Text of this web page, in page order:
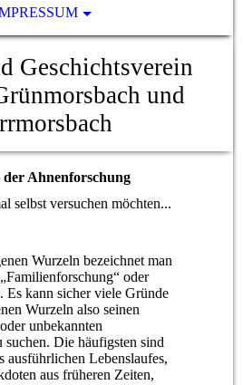
Geschichtsverein
und
Ahnenforschung
selbst versuchen möchten...
Wurzeln bezeichnet man
oder
Es kann sicher viele Gründe
Wurzeln also seinen
unbekannten
Die häufigsten sind
ausführlichen Lebenslaufes,
aus früheren Zeiten,